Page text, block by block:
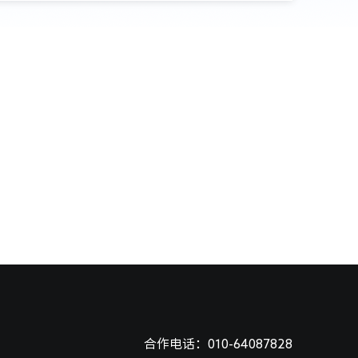
合作电话：010-64087828